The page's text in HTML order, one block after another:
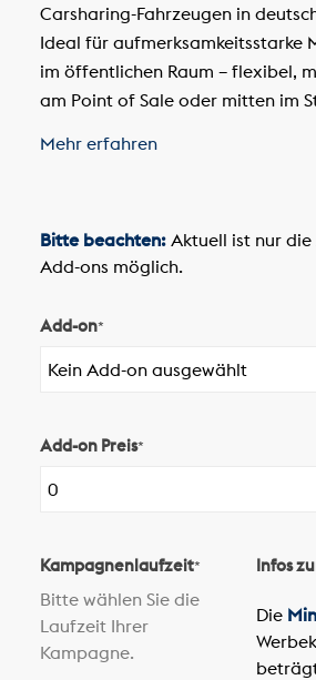
Carsharing-Fahrzeugen in
Ideal für aufmerksamkeitsstarke
im öffentlichen Raum – flexibel,
am Point of Sale oder mitten im
Mehr erfahren
Bitte beachten:Aktuell ist nur die
Add-ons möglich.
Add-on*
Add-on Preis*
Kampagnenlaufzeit*
Bitte wählen Sie die
Laufzeit Ihrer
Kampagne.
Infos
Die